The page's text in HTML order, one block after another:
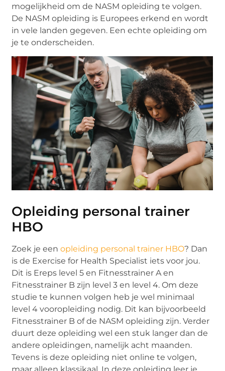
mogelijkheid om de NASM opleiding te volgen.
De NASM opleiding is Europees erkend en wordt
in vele landen gegeven. Een echte opleiding om
je te onderscheiden.
Opleiding personal trainer
HBO
Zoek je eenopleiding personal trainer HBO? Dan
is de Exercise for Health Specialist iets voor jou.
Dit is Ereps level 5 en Fitnesstrainer A en
Fitnesstrainer B zijn level 3 en level 4. Om deze
studie te kunnen volgen heb je wel minimaal
level 4 vooropleiding nodig. Dit kan bijvoorbeeld
Fitnesstrainer B of de NASM opleiding zijn. Verder
duurt deze opleiding wel een stuk langer dan de
andere opleidingen, namelijk acht maanden.
Tevens is deze opleiding niet online te volgen,